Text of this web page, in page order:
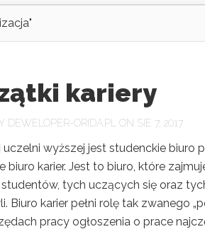
kariery
DEWELOPER-ORIDA.PL ON SIE 7, 2017
uczelni wyższej jest studenckie biuro
biuro karier. Jest to biuro, które
tych uczących się oraz
Biuro karier pełni rolę tak zwanego
pracy ogłoszenia o prace